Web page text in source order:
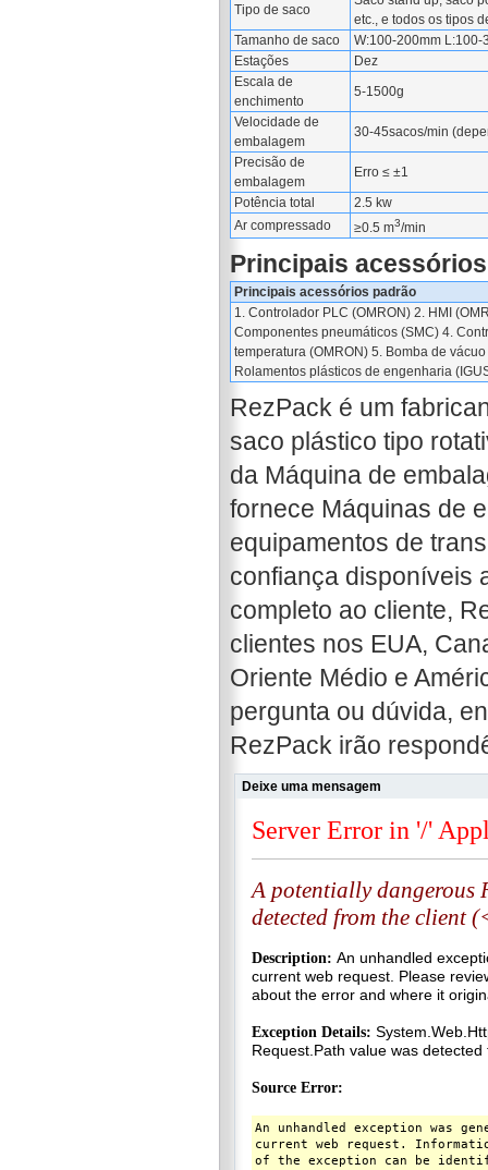
Tipo de saco
etc., e todos os tipos
Tamanho de saco
W:100-200mm L:100-
Estações
Dez
Escala de
enchimento
5-1500g
Velocidade de
embalagem
30-45sacos/min
Precisão de
embalagem
Erro ≤ ±1
Potência total
2.5 kw
Ar compressado
≥0.5 m3/min
Principais
Principais acessórios padrão
1. Controlador PLC (OMRON) 2. HMI
Componentes pneumáticos (SMC) 4.
temperatura (OMRON) 5. Bomba de
Rolamentos plásticos de engenharia
RezPack é um
saco plástico tipo
da Máquina de
fornece Máquinas de
equipamentos de
confiança disponíveis
completo ao cliente,
clientes nos EUA,
Oriente Médio e
pergunta ou dúvida,
RezPack irão
Deixe uma mensagem